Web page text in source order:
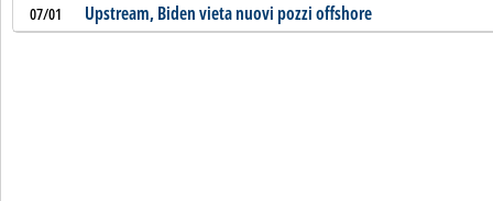
07/01 Upstream, Biden vieta nuovi pozzi offshore